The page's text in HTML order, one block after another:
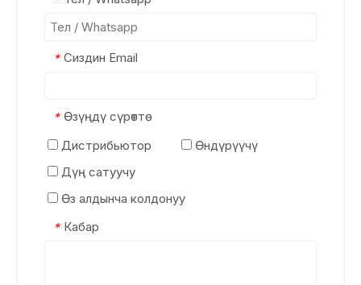
* Сиздин Email
* Өзүңдү сүрөттө
Дистрибьютор
Өндүрүүчү
Дүң сатуучу
Өз алдынча колдонуу
* Кабар